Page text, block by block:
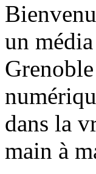
un
dans la
main à